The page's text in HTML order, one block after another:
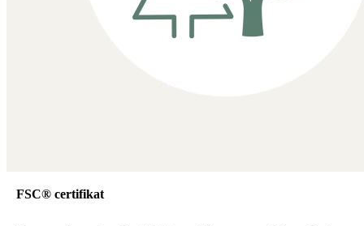
FSC® certifikat